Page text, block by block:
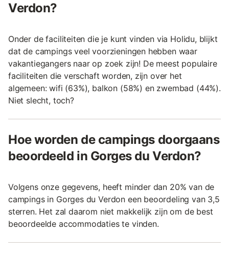
Verdon?
Onder de faciliteiten die je kunt vinden via Holidu, blijkt
dat de campings veel voorzieningen hebben waar
vakantiegangers naar op zoek zijn! De meest populaire
faciliteiten die verschaft worden, zijn over het
algemeen: wifi (63%), balkon (58%) en zwembad (44%).
Niet slecht, toch?
Hoe worden de campings doorgaans
beoordeeld in Gorges du Verdon?
Volgens onze gegevens, heeft minder dan 20% van de
campings in Gorges du Verdon een beoordeling van 3,5
sterren. Het zal daarom niet makkelijk zijn om de best
beoordeelde accommodaties te vinden.